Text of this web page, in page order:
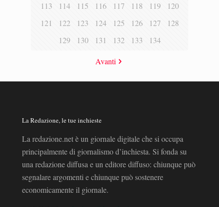
113
114 115 116 117 118 119
120
121
122 123 124 125 126 127
128
129
130 131 132 133 134
Avanti
La Redazione, le tue inchieste
La redazione.net è un giornale digitale che si occupa
principalmente di giornalismo d’inchiesta. Si fonda su
una redazione diffusa e un editore diffuso: chiunque può
segnalare argomenti e chiunque può sostenere
economicamente il giornale.